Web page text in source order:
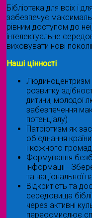
Бібліотека для всіх і
забезпечує
рівним доступом до
інтелектуальне
виховувати нові
Наші цінності
Людиноцентризм
розвитку
дитини, молодої
забезпечення
потенціалу)
Патріотизм як
об'єднання
і кожного
Формування
інформації -
та національної
Відкритість та
середовища
через активні
переосмислює